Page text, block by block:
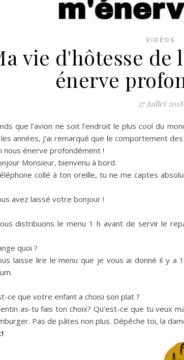
VIDÉOS
vie d'hôtesse de
énerve
27 juillet 2018
que l’avion ne soitl’endroit le plus cool du
années, j’ai remarqué que le comportement
nous énerve profondément !
Monsieur, bienvenu à bord.
collé à ton oreille, tu ne me captes
avez laissé votre bonjour !
distribuons le menu 1 h avant de servir le
quoi ?
laisse lire le menu que je vous ai donné il y
ce que votre enfant a choisi son plat ?
as-tufais ton choix? Qu’est-ce que tu veux
Pas de pâtes non plus. Dépêche toi, la